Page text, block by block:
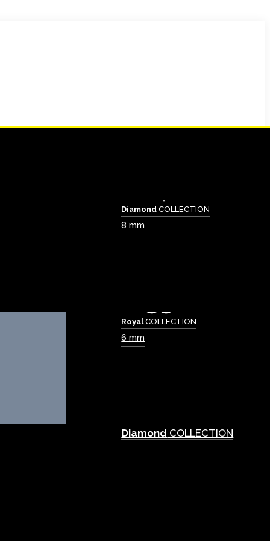
Diamond COLLECTION
8 mm
RoyalCOLLECTION
6 mm
Diamond COLLECTION